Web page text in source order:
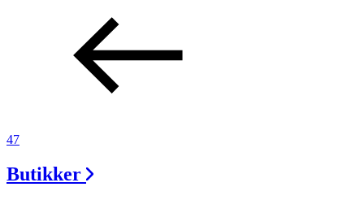
47
Butikker